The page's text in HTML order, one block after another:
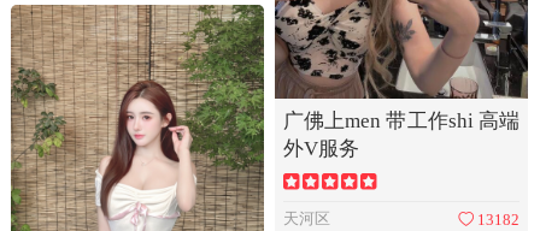
广佛上men 带工作shi 高端
外V服务
天河区 13182